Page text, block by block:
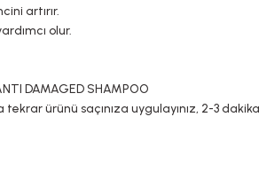
artırır.
olur.
DAMAGED SHAMPOO
ürünü saçınıza uygulayınız, 2-3